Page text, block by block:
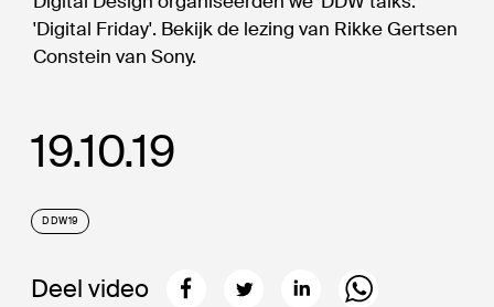
19.10.19
DDW19
Deel video
'Digital Friday'. Bekijk de lezing van Rikke Gertsen
Constein van Sony.